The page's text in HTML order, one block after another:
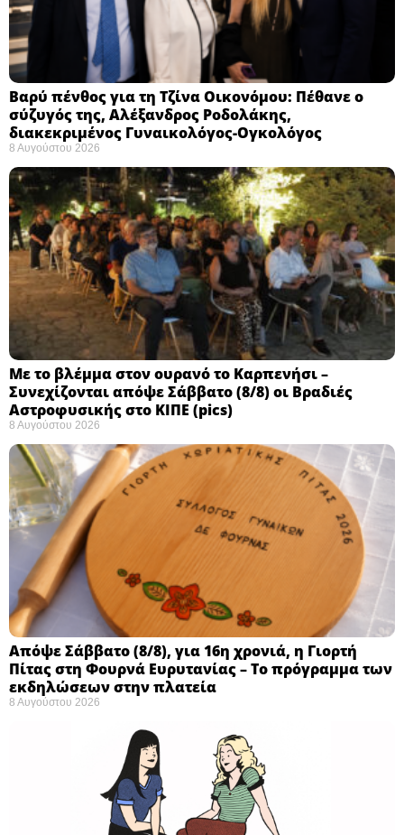
Βαρύ πένθος για τη Τζίνα Οικονόμου: Πέθανε ο
σύζυγός της, Αλέξανδρος Ροδολάκης,
διακεκριμένος Γυναικολόγος-Ογκολόγος
8 Αυγούστου 2026
Με το βλέμμα στον ουρανό το Καρπενήσι –
Συνεχίζονται απόψε Σάββατο (8/8) οι Βραδιές
Αστροφυσικής στο ΚΙΠΕ (pics)
8 Αυγούστου 2026
Απόψε Σάββατο (8/8), για 16η χρονιά, η Γιορτή
Πίτας στη Φουρνά Ευρυτανίας – Το πρόγραμμα των
εκδηλώσεων στην πλατεία
8 Αυγούστου 2026